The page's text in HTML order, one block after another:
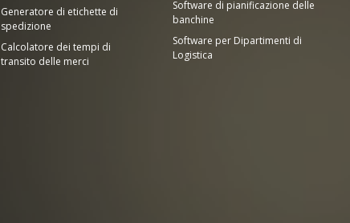
Generatore di etichette di
spedizione
Calcolatore dei tempi di
transito delle merci
Software di pianificazione delle
banchine
Software per Dipartimenti di
Logistica